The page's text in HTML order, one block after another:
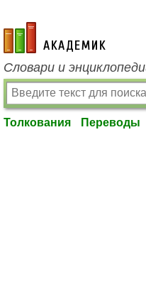
academic.ru
Словари и
Толкования Переводы